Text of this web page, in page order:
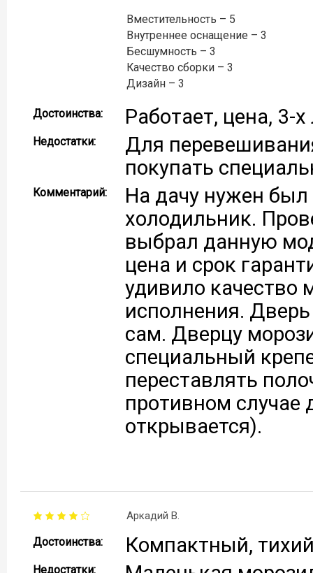
Вместительность – 5
Внутреннее оснащение – 3
Бесшумность – 3
Качество сборки – 3
Дизайн – 3
Достоинства: Работает, цена, 3-
Недостатки:
Для
покупать
Комментарий:
На дачу нужен
холодильник.
выбрал данную
цена и срок
удивило качество
исполнения.
сам. Дверцу
специальный
переставлять
противном случае
открывается).
Аркадий В.
Достоинства: Компактный,
Недостатки: